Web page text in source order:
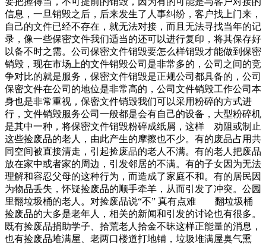
信息，一旦销毁之后，后来发生了人事纠纷，客户找上门来，
自己的文件已经不存在，就无法对接，而且无法寻找当年的记
录，像一些保密文件我们适当的还可以进行复印，将其保存好
以备不时之需。公司保密文件销毁要怎么样销毁才能做到保密
销毁，现在市场上的文件销毁公司是非常多的，公司之间的竞
争对比的就是服务，保密文件销毁是正规公司都具备的，公司
保密文件在公司的地位是非常高的，公司文件销毁工作公司本
身也是非常重视，保密文件销毁我们可以采用粉碎的方式进
行，文件销毁服务公司一般都是会有自己的设备，大型粉碎机
是其中一种，将保密文件销毁粉碎成纸屑，这样 劝阻或制止
这些捡废品的老人，由此产生的摩擦也不少。有的废品占用共
同空间被直接清走，引起捡废品的老人不满。有的老人把废品
放在家中或者家的周边，引发邻居的不满。有的子女因为无法
理解和容忍父母的这种行为，而造成了家庭不和。有的居民因
为物品丢失，怀疑捡废品的顺手牵羊，从而引发了冲突。公园
里翻垃圾桶的老人。对捡废品说“不” 真有点难 翻垃圾桶
捡废品的大多是老年人，相关的新闻和引发的讨论也有很多。
既有捡废品捐助学子、拾荒老人拾金不昧这样正能量的消息，
也有捡废品堆满屋、老两口楼道打地铺，垃圾堆满屋臭气熏